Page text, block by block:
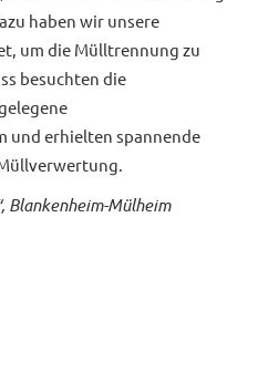
haben wir unsere
um die Mülltrennung zu
besuchten die
erhielten spannende
Blankenheim-Mülheim